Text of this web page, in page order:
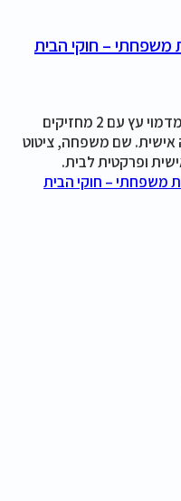
– חוקי הבית
מתלה למפתחות מדמוי עץ עם 2 מחזיקים
שם משפחה, ציטוט
ופרקטית לבית.